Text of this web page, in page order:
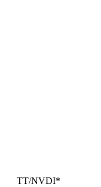
TT/NVDI*